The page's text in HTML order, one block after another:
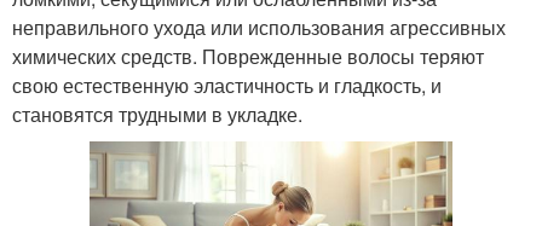
неправильного ухода или использования агрессивных
химических средств. Поврежденные волосы теряют
свою естественную эластичность и гладкость, и
становятся трудными в укладке.